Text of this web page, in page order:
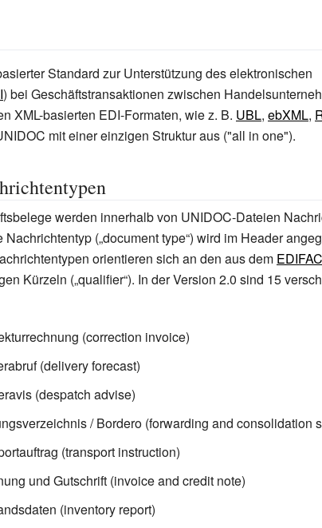
Standard zur Unterstützung des elektronischen
) bei Geschäftstransaktionen zwischen
XML-basierten EDI-Formaten, wie z. B. UBL, ebXML,
mit einer einzigen Struktur aus ("all in one").
werden innerhalb von UNIDOC-Dateien
(„document type“) wird im Header
orientieren sich an den aus dem
Kürzeln („qualifier“). In der Version 2.0 sind 15
(correction invoice)
(delivery forecast)
(despatch advise)
/ Bordero (forwarding and consolidation
(transport instruction)
und Gutschrift (invoice and credit note)
(inventory report)